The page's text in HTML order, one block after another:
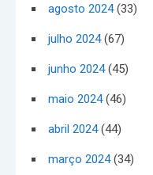
agosto 2024(33)
julho 2024(67)
junho 2024(45)
maio 2024(46)
abril 2024(44)
março 2024(34)